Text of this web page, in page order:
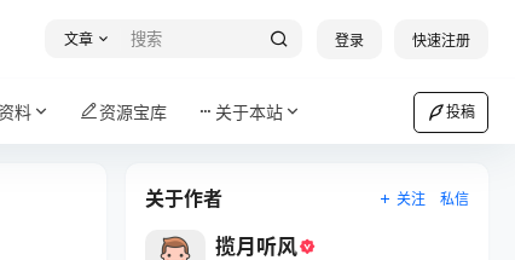
文章 登录 快速注册
料 资源宝库 关于本站 投稿
关于作者 关注 私信
揽月听风